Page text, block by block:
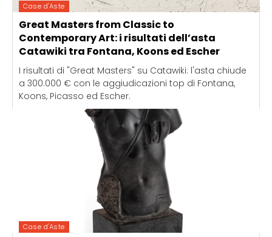
Case d'Aste
Great Masters from Classic to
Contemporary Art: i risultati dell’asta
Catawiki tra Fontana, Koons ed Escher
I risultati di "Great Masters" su Catawiki: l'asta chiude
a 300.000 € con le aggiudicazioni top di Fontana,
Koons, Picasso ed Escher.
Case d'Aste